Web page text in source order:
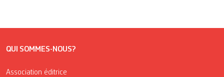
QUI SOMMES-NOUS?
Association éditrice